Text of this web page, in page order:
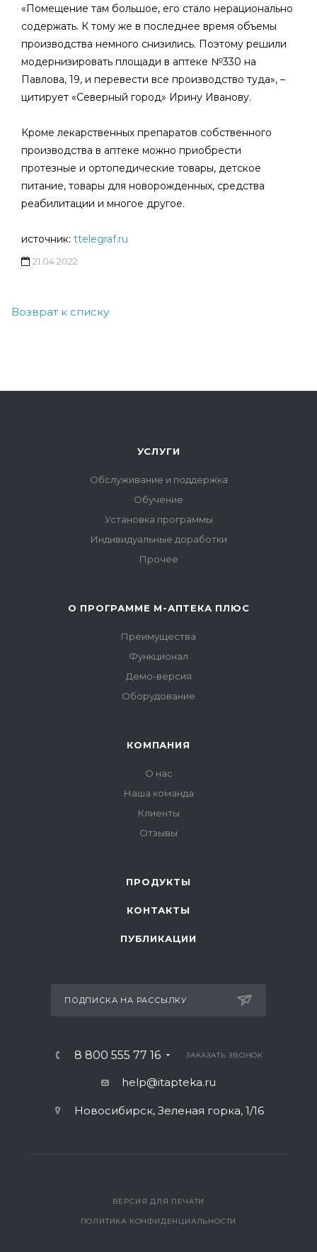
«Помещение там большое, его стало нерационально
содержать. К тому же в последнее время объемы
производства немного снизились. Поэтому решили
модернизировать площади в аптеке №330 на
Павлова, 19, и перевести все производство туда», –
цитирует «Северный город» Ирину Иванову.
Кроме лекарственных препаратов собственного
производства в аптеке можно приобрести
протезные и ортопедические товары, детское
питание, товары для новорожденных, средства
реабилитации и многое другое.
источник: ttelegraf.ru
21.04.2022
Возврат к списку
УСЛУГИ
Обслуживание и поддержка
Обучение
Установка программы
Индивидуальные доработки
Прочее
О ПРОГРАММЕ М-АПТЕКА ПЛЮС
Преимущества
Функционал
Демо-версия
Оборудование
КОМПАНИЯ
О нас
Наша команда
Клиенты
Отзывы
ПРОДУКТЫ
КОНТАКТЫ
ПУБЛИКАЦИИ
ПОДПИСКА НА РАССЫЛКУ
8 800 555 77 16 ЗАКАЗАТЬ ЗВОНОК
help@itapteka.ru
Новосибирск, Зеленая горка, 1/16
ВЕРСИЯ ДЛЯ ПЕЧАТИ
ПОЛИТИКА КОНФИДЕНЦИАЛЬНОСТИ